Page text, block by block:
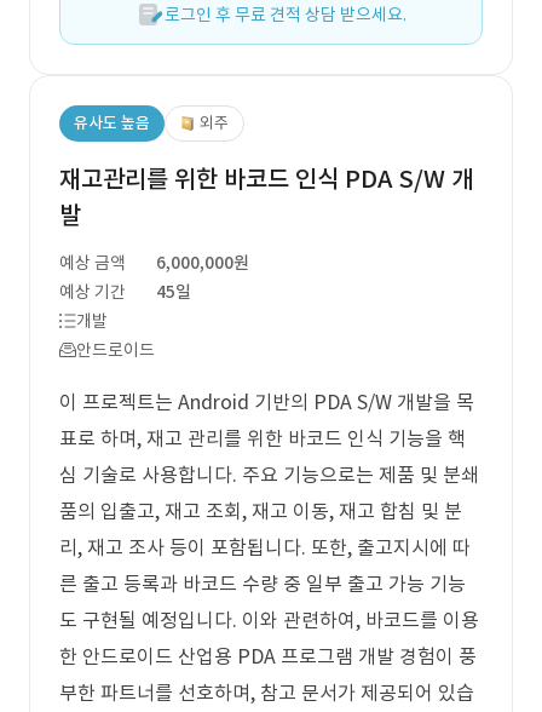
로그인 후 무료 견적 상담 받으세요.
유사도 높음 외주
재고관리를 위한 바코드 인식 PDA S/W 개
발
예상 금액
6,000,000원
예상 기간
45일
개발
안드로이드
이 프로젝트는 Android 기반의 PDA S/W 개발을 목
표로 하며, 재고 관리를 위한 바코드 인식 기능을 핵
심 기술로 사용합니다. 주요 기능으로는 제품 및 분쇄
품의 입출고, 재고 조회, 재고 이동, 재고 합침 및 분
리, 재고 조사 등이 포함됩니다. 또한, 출고지시에 따
른 출고 등록과 바코드 수량 중 일부 출고 가능 기능
도 구현될 예정입니다. 이와 관련하여, 바코드를 이용
한 안드로이드 산업용 PDA 프로그램 개발 경험이 풍
부한 파트너를 선호하며, 참고 문서가 제공되어 있습